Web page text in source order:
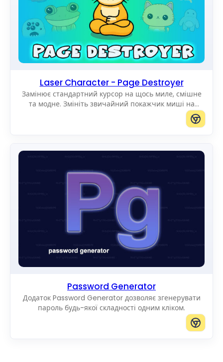
Laser Character - Page Destroyer
Замінює стандартний курсор на щось миле, смішне
та модне. Змініть звичайний покажчик миші на
Password Generator
Додаток Password Generator дозволяє згенерувати
пароль будь-якої складності одним кліком.